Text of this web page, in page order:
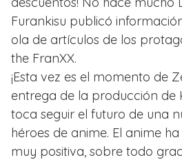
Furankisu publicó
ola de artículos de los
the FranXX.
¡Esta vez es el momento de
entrega de la producción de
toca seguir el futuro de una
héroes de anime. El anime
muy positiva, sobre todo